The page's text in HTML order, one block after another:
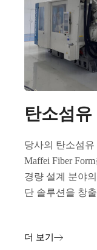
탄소섬유
당사의 탄소섬유
Maffei Fiber
경량 설계 분야
단 솔루션을 창
더 보기